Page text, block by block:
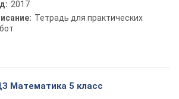
2017
Тетрадь для практических
Математика 5 класс